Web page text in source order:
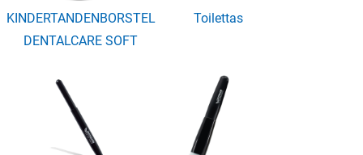
KINDERTANDENBORSTEL
DENTALCARE SOFT
Toilettas